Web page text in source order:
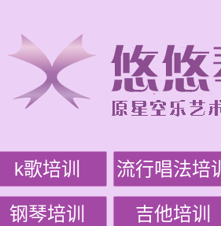
k歌培训 流行唱法培训
钢琴培训 吉他培训